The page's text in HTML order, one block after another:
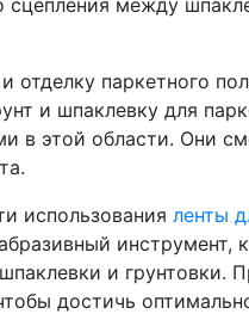
отделку паркетного
и шпаклевку для
в этой области. Они
использования ленты
и
достичь